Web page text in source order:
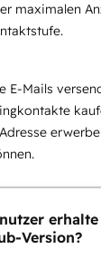
maximalen
E-Mails
Version?